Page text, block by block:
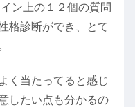
ン上の１２個の質問
格診断ができ、とて
く当たってると感じ
したい点も分かるの